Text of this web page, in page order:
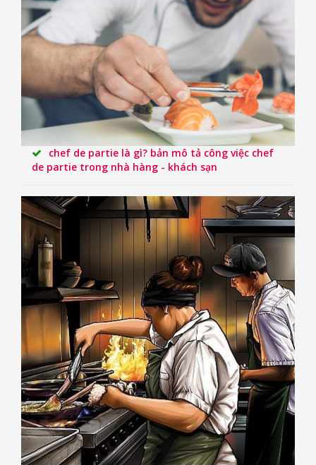
chef de partie là gì? bản mô tả công việc chef
de partie trong nhà hàng - khách sạn